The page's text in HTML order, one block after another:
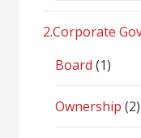
2.Corporate
Board (1)
Ownership (2)